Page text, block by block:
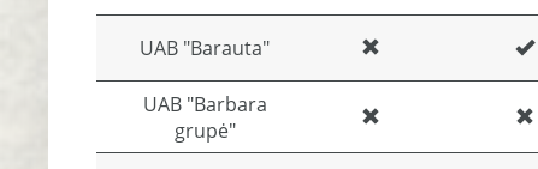
UAB "Barauta"
UAB "Barbara
grupė"